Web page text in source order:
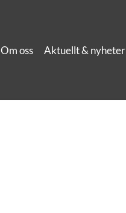
Om oss Aktuellt & nyheter